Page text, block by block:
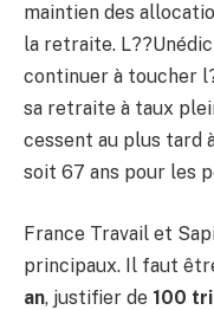
maintien des
la retraite.
continuer à toucher
sa retraite à taux
cessent au plus tard
soit 67 ans pour les
France Travail et
principaux. Il faut
an, justifier de 100